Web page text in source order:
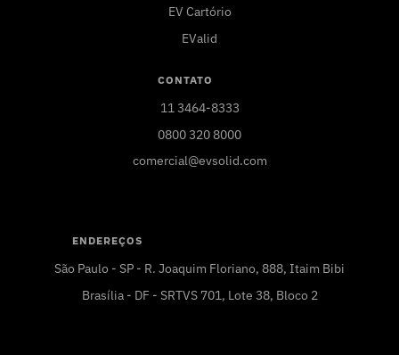
EV Cartório
EValid
CONTATO
11 3464-8333
0800 320 8000
comercial@evsolid.com
ENDEREÇOS
São Paulo - SP - R. Joaquim Floriano, 888, Itaim Bibi
Brasília - DF - SRTVS 701, Lote 38, Bloco 2